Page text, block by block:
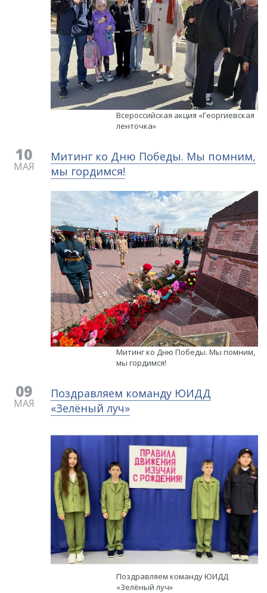
Всероссийская акция «Георгиевская
ленточка»
10
МАЯ
Митинг ко Дню Победы. Мы помним,
мы гордимся!
Митинг ко Дню Победы. Мы помним,
мы гордимся!
09
МАЯ
Поздравляем команду ЮИДД
«Зелёный луч»
Поздравляем команду ЮИДД
«Зелёный луч»